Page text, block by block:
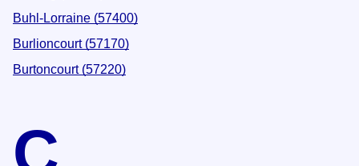
Buhl-Lorraine (57400)
Burlioncourt (57170)
Burtoncourt (57220)